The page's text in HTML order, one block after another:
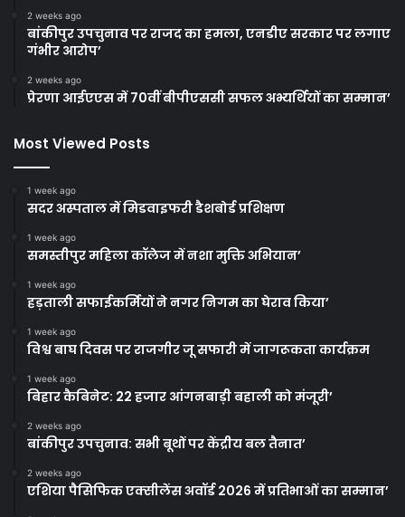
2 weeks ago
बांकीपुर उपचुनाव पर राजद का हमला, एनडीए सरकार पर लगाए
गंभीर आरोप’
2 weeks ago
प्रेरणा आईएएस में 70वीं बीपीएससी सफल अभ्यर्थियों का सम्मान’
Most Viewed Posts
1 week ago
सदर अस्पताल में मिडवाइफरी डैशबोर्ड प्रशिक्षण
1 week ago
समस्तीपुर महिला कॉलेज में नशा मुक्ति अभियान’
1 week ago
हड़ताली सफाईकर्मियों ने नगर निगम का घेराव किया’
1 week ago
विश्व बाघ दिवस पर राजगीर जू सफारी में जागरूकता कार्यक्रम
1 week ago
बिहार कैबिनेट: 22 हजार आंगनबाड़ी बहाली को मंजूरी’
2 weeks ago
बांकीपुर उपचुनाव: सभी बूथों पर केंद्रीय बल तैनात’
2 weeks ago
एशिया पैसिफिक एक्सीलेंस अवॉर्ड 2026 में प्रतिभाओं का सम्मान’